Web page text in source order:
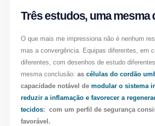
Três estudos, uma mesma
O que mais me impressiona não é nenhum
mas a convergência. Equipas diferentes, em
diferentes, com desenhos de estudo
mesma conclusão:ascélulas do cordão
capacidade notável demodular o sistema
reduzir a inflamação e favorecer a
tecidos: com um perfil de segurança
favorável.